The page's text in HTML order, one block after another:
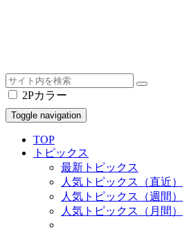
2Pカラー
Toggle navigation
TOP
トピックス
最新トピックス
人気トピックス（直近）
人気トピックス（週間）
人気トピックス（月間）